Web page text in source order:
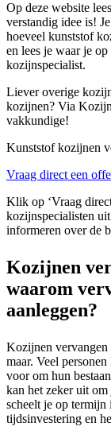
Op deze website
verstandig idee is!
hoeveel kunststof
en lees je waar je
kozijnspecialist.
Liever overige
kozijnen? Via
vakkundige!
Kunststof kozijnen
Vraag direct een
Klik op ‘Vraag
kozijnspecialisten
informeren over de
Kozijnen
waarom
aanleggen?
Kozijnen
maar. Veel
voor om hun
kan het zeker uit
scheelt je op termijn
tijdsinvestering en